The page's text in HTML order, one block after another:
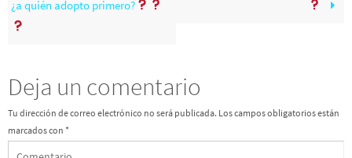
¿a quién adopto primero?
Deja un comentario
Tu dirección de correo electrónico no será publicada. Los campos obligatorios están
marcados con *